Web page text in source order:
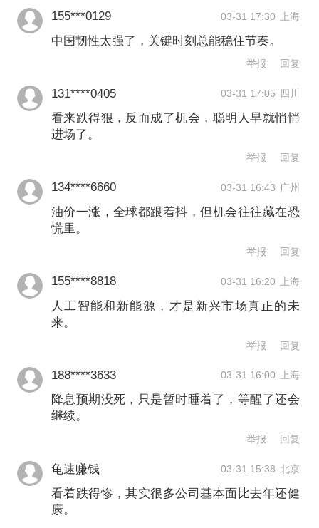
央行最终不会提高利率，而是会降息以
避免持续时间越来越久的中东冲突，将
对经济增长造成冲击。品浩（PIMCO）
近期也开始大力宣传“逆向投资机会”，使
得这种反向观点成为关注焦点。
稍早，货币市场几乎完全消化了美联储
加息的预期，但此后逐渐减少相关押
注。截至上周五，市场押注今年加息的
概率已降至不足50%。摩根大通策略师
团队在报告中写道，美联储已转至“倾向
于抵消衰退风险，如果油价冲击加剧，
其立场可能会更加鸽派”。
TT国际资产管理公司新兴市场债务主管
桑博尔（Jean-Charles Sambor）表
示，“市场对新兴市场资产的风险定价有
误”，“我们近期已经开始抄底新兴市场信
贷和本地债券，包括增持了波兰和捷克
本币债券，以及以美元计价的委内瑞拉
155***0129 03-31 17:30 上海
中国韧性太强了，关键时刻总能稳住节奏。
举报 回复
131****0405 03-31 17:05 四川
看来跌得狠，反而成了机会，聪明人早就悄悄
进场了。
举报 回复
134****6660 03-31 16:43 广州
油价一涨，全球都跟着抖，但机会往往藏在恐
慌里。
举报 回复
155****8818 03-31 16:20 上海
人工智能和新能源，才是新兴市场真正的未
来。
举报 回复
188****3633 03-31 16:00 上海
降息预期没死，只是暂时睡着了，等醒了还会
继续。
举报 回复
龟速赚钱 03-31 15:38 北京
看着跌得惨，其实很多公司基本面比去年还健
康。